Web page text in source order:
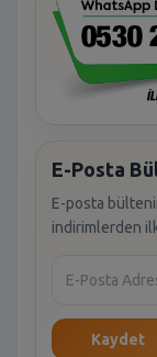
E-Posta
E-posta
indirimlerden
Kaydet